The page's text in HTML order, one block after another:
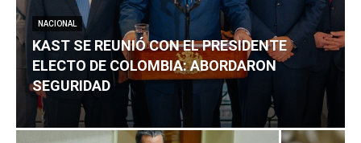
NACIONAL
KAST SE REUNIÓ CON EL PRESIDENTE
ELECTO DE COLOMBIA: ABORDARON
SEGURIDAD